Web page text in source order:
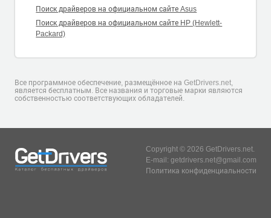
Поиск драйверов на официальном сайте Asus
Поиск драйверов на официальном сайте HP (Hewlett-
Packard)
Все программное обеспечение, размещённое на GetDrivers.net,
является бесплатным. Все названия и торговые марки являются
собственностью соответствующих обладателей.
Copyright © 2026 GetDrivers.net.
E-mail: getdrivers.net@gmail.com
Политика конфиденциальности